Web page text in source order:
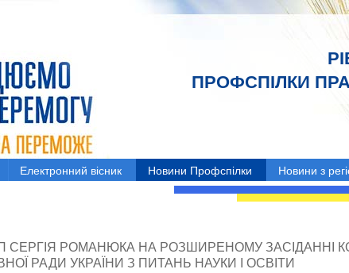
ПРОФСПІЛКИ
Електронний вісник Новини Профспілки Новини з
СЕРГІЯ РОМАНЮКА НА РОЗШИРЕНОМУ ЗАСІДАННІ
РАДИ УКРАЇНИ З ПИТАНЬ НАУКИ І ОСВІТИ